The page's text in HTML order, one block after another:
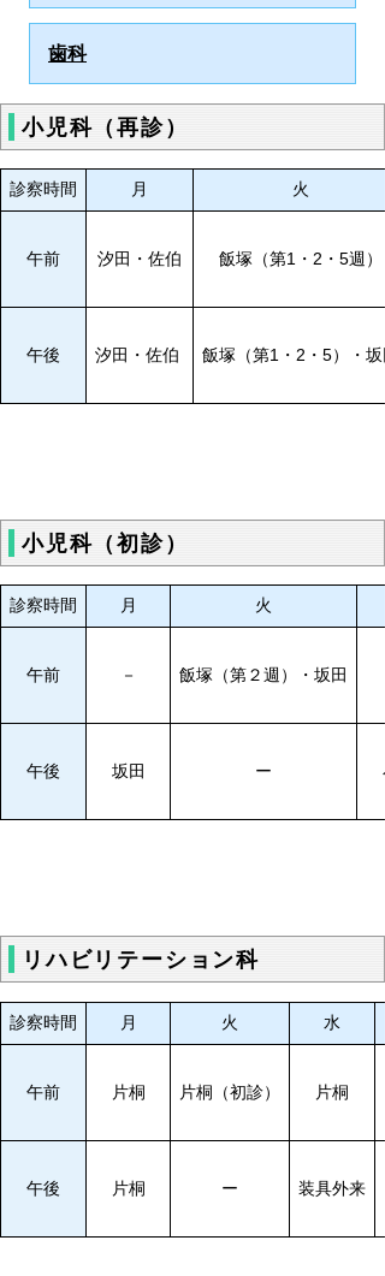
歯科
小児科（再診）
診察時間 月 火
午前 汐田・佐伯 飯塚（第1・2・5週）
午後 汐田・佐伯 飯塚（第1・2・5）・坂
小児科（初診）
診察時間 月 火
午前 － 飯塚 （第２週）・坂田
午後 坂田 ー
リハビリテーション科
診察時間 月 火 水
午前 片桐 片桐（初診） 片桐
午後 片桐 ー 装具外来